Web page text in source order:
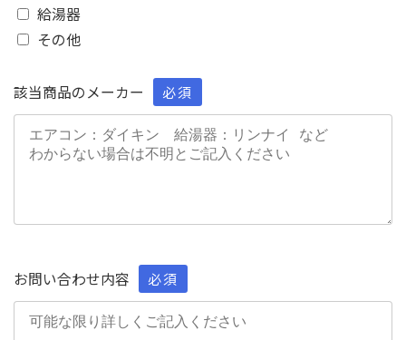
給湯器
その他
該当商品のメーカー 必須
お問い合わせ内容 必須